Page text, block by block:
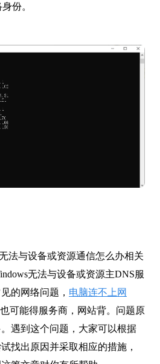
份。
法与设备或资源通信怎么办相关
无法与设备或资源主DNS服
的网络问题， 电脑连不上网
可能得服务商，网站背。问题原
遇到这个问题，大家可以根据
找出原因并采取相应的措施，